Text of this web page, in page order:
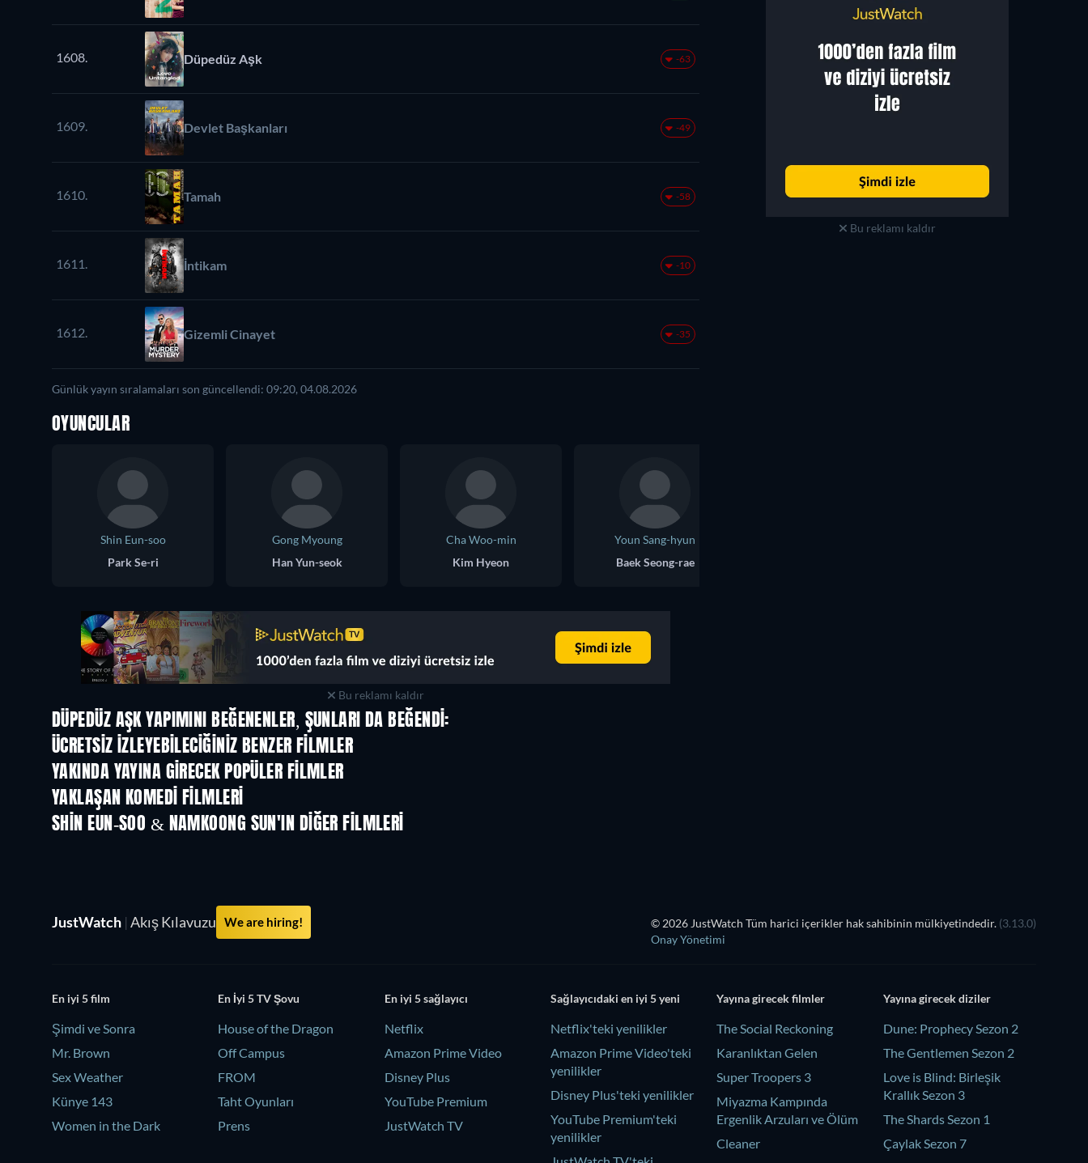
Bu reklamı kaldır
1608. Düpedüz Aşk -63
1609. Devlet Başkanları -49
1610. Tamah -58
1611. İntikam -10
1612. Gizemli Cinayet -35
Günlük yayın sıralamaları son güncellendi: 09:20, 04.08.2026
OYUNCULAR
Shin Eun-soo
Park Se-ri
Gong Myoung
Han Yun-seok
Cha Woo-min
Kim Hyeon
Youn Sang-hyun
Baek Seong-rae
Bu reklamı kaldır
DÜPEDÜZ AŞK YAPIMINI BEĞENENLER, ŞUNLARI DA BEĞENDI:
ÜCRETSIZ IZLEYEBILECIĞINIZ BENZER FILMLER
YAKINDA YAYINA GIRECEK POPÜLER FILMLER
YAKLAŞAN KOMEDI FILMLERI
SHIN EUN-SOO & NAMKOONG SUN'IN DIĞER FILMLERI
JustWatch | Akış Kılavuzu We are hiring! © 2026 JustWatch Tüm harici içerikler hak sahibinin mülkiyetindedir. (3.13.0)
Onay Yönetimi
En iyi 5 film
Şimdi ve Sonra
Mr. Brown
Sex Weather
Künye 143
Women in the Dark
En İyi 5 TV Şovu
House of the Dragon
Off Campus
FROM
Taht Oyunları
Prens
En iyi 5 sağlayıcı
Netflix
Amazon Prime Video
Disney Plus
YouTube Premium
JustWatch TV
Sağlayıcıdaki en iyi 5 yeni
Netflix'teki yenilikler
Amazon Prime Video'teki
yenilikler
Disney Plus'teki yenilikler
YouTube Premium'teki
yenilikler
Yayına girecek filmler
The Social Reckoning
Karanlıktan Gelen
Super Troopers 3
Miyazma Kampında
Ergenlik Arzuları ve Ölüm
Cleaner
Yayına girecek diziler
Dune: Prophecy Sezon 2
The Gentlemen Sezon 2
Love is Blind: Birleşik
Krallık Sezon 3
The Shards Sezon 1
Çaylak Sezon 7